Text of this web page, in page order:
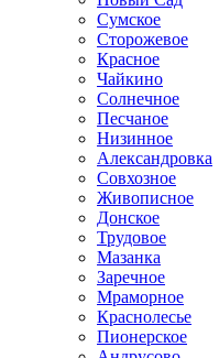
Сумское
Сторожевое
Красное
Чайкино
Солнечное
Песчаное
Низинное
Александровка
Совхозное
Живописное
Донское
Трудовое
Мазанка
Заречное
Мраморное
Краснолесье
Пионерское